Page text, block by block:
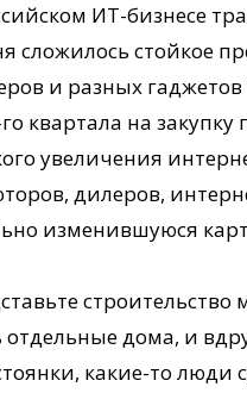
ИТ-бизнесе
стойкое
и разных гаджетов
квартала на
увеличения
дилеров,
изменившуюся
строительство
дома, и
какие-то люди